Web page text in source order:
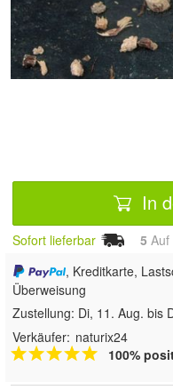
In
Sofort lieferbar 5
, Kreditkarte,
Überweisung
Zustellung: Di, 11. Aug. bis
Verkäufer: naturix24
100%